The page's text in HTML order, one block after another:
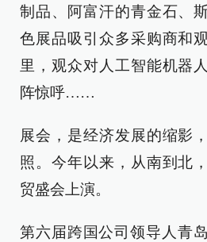
制品、阿富汗的青金石、
色展品吸引众多采购商和
里，观众对人工智能机器
阵惊呼……
展会，是经济发展的缩影
照。今年以来，从南到北
贸盛会上演。
第六届跨国公司领导人青